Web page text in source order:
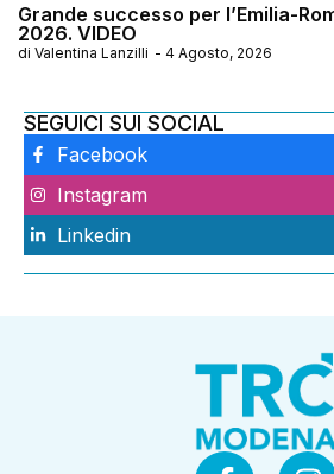
Grande successo per l’Emilia-
2026. VIDEO
di Valentina Lanzilli - 4 Agosto, 2026
SEGUICI SUI SOCIAL
Facebook
Instagram
Linkedin